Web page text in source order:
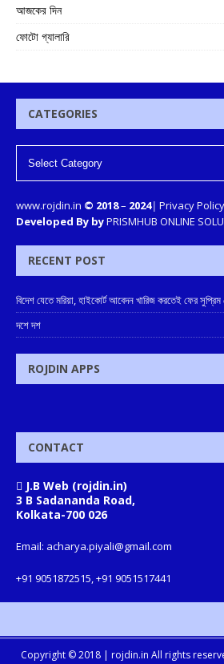
আজকের দিন
ফোটো গ্যালারি
CATEGORIES
www.rojdin.in © 2018– 2024| Privacy Policy
Developed By byPRISMHUB ONLINE
RECENT POST
বিদেশ যেতে মরিয়া, হাইকোর্ট আবেদন খারিজ করতেই ফের
দশে দশ
ROJDIN APPS
CONTACT
J.B Web (rojdin.in)
3 B Sadananda Road,
Kolkata-700 026
Email: acharya.piyali@gmail.com
+91 9051872515, +91 9051517441
Copyright © 2018 | rojdin.in All rights